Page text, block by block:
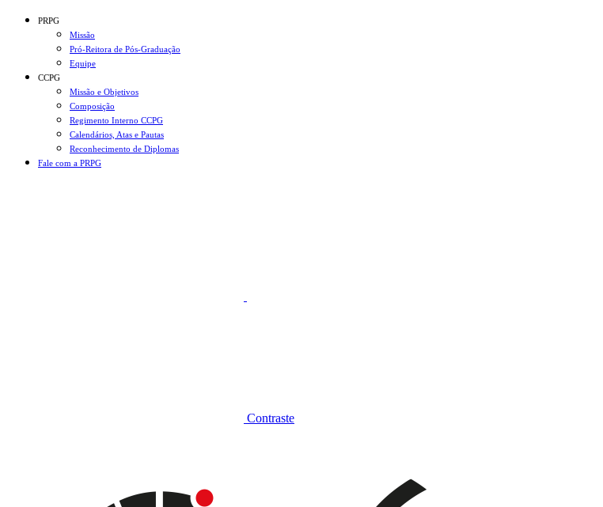
Conteúdo principal
PRPG
Missão
Pró-Reitora de Pós-Graduação
Equipe
CCPG
Missão e Objetivos
Composição
Regimento Interno CCPG
Calendários, Atas e Pautas
Reconhecimento de Diplomas
Fale com a PRPG
Contraste